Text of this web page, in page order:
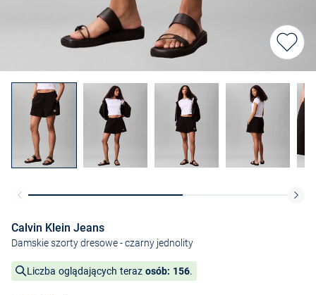
Calvin Klein Jeans
Damskie szorty dresowe- czarny jednolity
Liczba oglądających teraz osób: 156.